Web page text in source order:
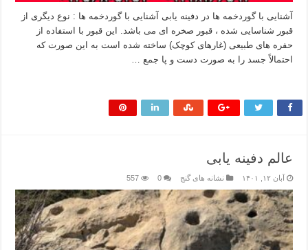
آشنایی با گوردخمه ها در دفینه یابی آشنایی با گوردخمه ها : نوع دیگری از
قبور شناسایی شده ، قبور صخره ای می باشد. این قبور با استفاده از
حفره های طبیعی (غارهای کوچک) ساخته شده است به این صورت که
احتمالاً جسد را به صورت دست و پا جمع …
عالم دفینه یابی
آبان ۱۲, ۱۴۰۱ نشانه های گنج 0
557